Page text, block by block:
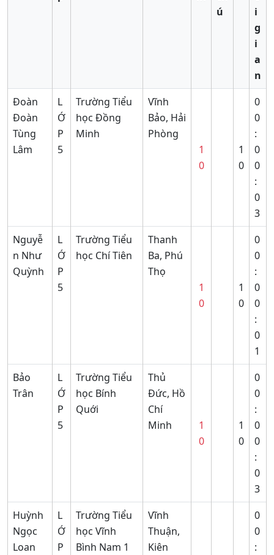
ú
i
g
i
a
n
Đoàn
Đoàn
Tùng
Lâm
L
Ớ
P
5
Trường Tiểu
học Đồng
Minh
Vĩnh
Bảo, Hải
Phòng
1
0
1
0
0
0
:
0
0
:
0
3
Nguyễ
n Như
Quỳnh
L
Ớ
P
5
Trường Tiểu
học Chí Tiên
Thanh
Ba, Phú
Thọ
1
0
1
0
0
0
:
0
0
:
0
1
Bảo
Trân
L
Ớ
P
5
Trường Tiểu
học Bính
Quới
Thủ
Đức, Hồ
Chí
Minh
1
0
1
0
0
0
:
0
0
:
0
3
Huỳnh
Ngọc
Loan
L
Ớ
P
Trường Tiểu
học Vĩnh
Bình Nam 1
Vĩnh
Thuận,
Kiên
0
0
: